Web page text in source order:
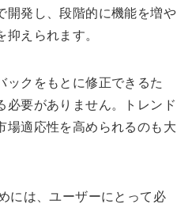
開発し、段階的に機能を増や
えられます。
ックをもとに修正できるた
必要がありません。トレンド
場適応性を高められるのも大
には、ユーザーにとって必